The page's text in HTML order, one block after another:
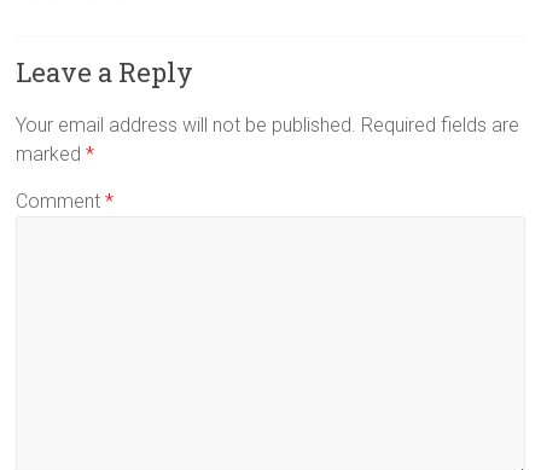
Leave a Reply
Your email address will not be published. Required fields are
marked*
Comment*